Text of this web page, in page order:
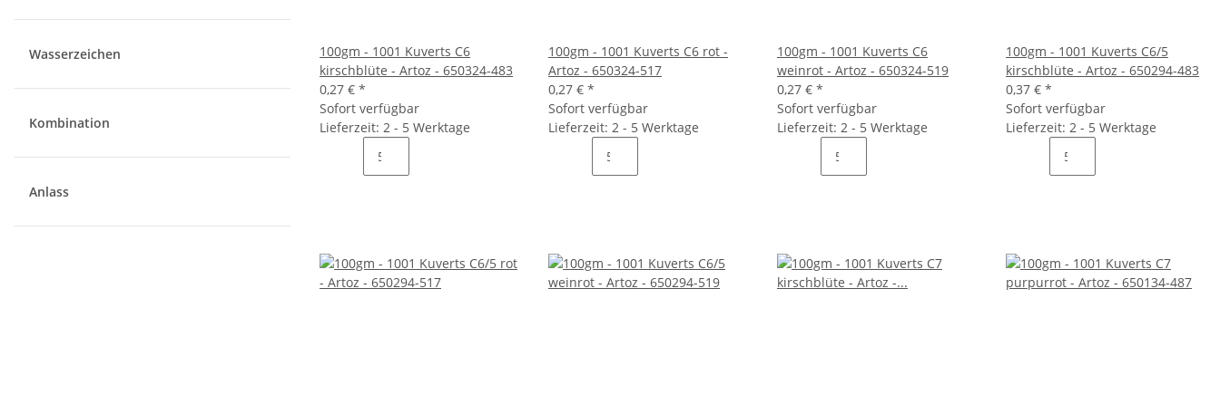
100gm - 1001 Kuverts C6
kirschblüte - Artoz - 650324-483
0,27 € *
Sofort verfügbar
Lieferzeit: 2 - 5 Werktage
100gm - 1001 Kuverts C6 rot -
Artoz - 650324-517
0,27 € *
Sofort verfügbar
Lieferzeit: 2 - 5 Werktage
100gm - 1001 Kuverts C6
weinrot - Artoz - 650324-519
0,27 € *
Sofort verfügbar
Lieferzeit: 2 - 5 Werktage
100gm - 1001 Kuverts C6/5
kirschblüte - Artoz - 650294-483
0,37 € *
Sofort verfügbar
Lieferzeit: 2 - 5 Werktage
Wasserzeichen
Kombination
Anlass